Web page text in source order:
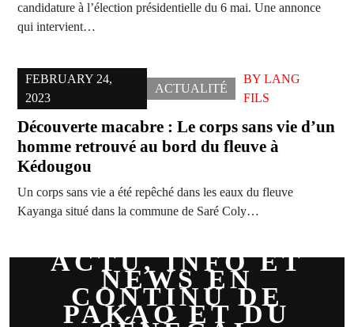
candidature à l’élection présidentielle du 6 mai. Une annonce
qui intervient…
FEBRUARY 24,
2023
ACTUALITÉ
BYLANG
FILS
Découverte macabre : Le corps sans vie d’un
homme retrouvé au bord du fleuve à
Kédougou
Un corps sans vie a été repêché dans les eaux du fleuve
Kayanga situé dans la commune de Saré Coly…
ACTU, INFO ET
NEWS EN
CONTINU DE
PAKAO ET DU